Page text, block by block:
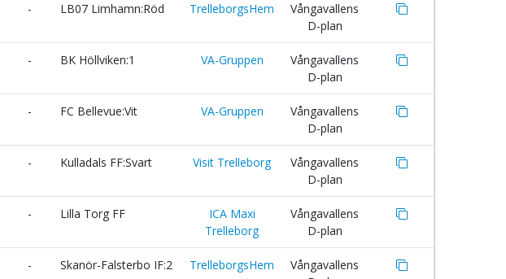
- LB07 Limhamn:Röd TrelleborgsHem
Vångavallens
D-plan
- BK Höllviken:1 VA-Gruppen
Vångavallens
D-plan
- FC Bellevue:Vit VA-Gruppen
Vångavallens
D-plan
- Kulladals FF:Svart Visit Trelleborg
Vångavallens
D-plan
- Lilla Torg FF
ICA Maxi
Trelleborg
Vångavallens
D-plan
- Skanör-Falsterbo IF:2 TrelleborgsHem
Vångavallens